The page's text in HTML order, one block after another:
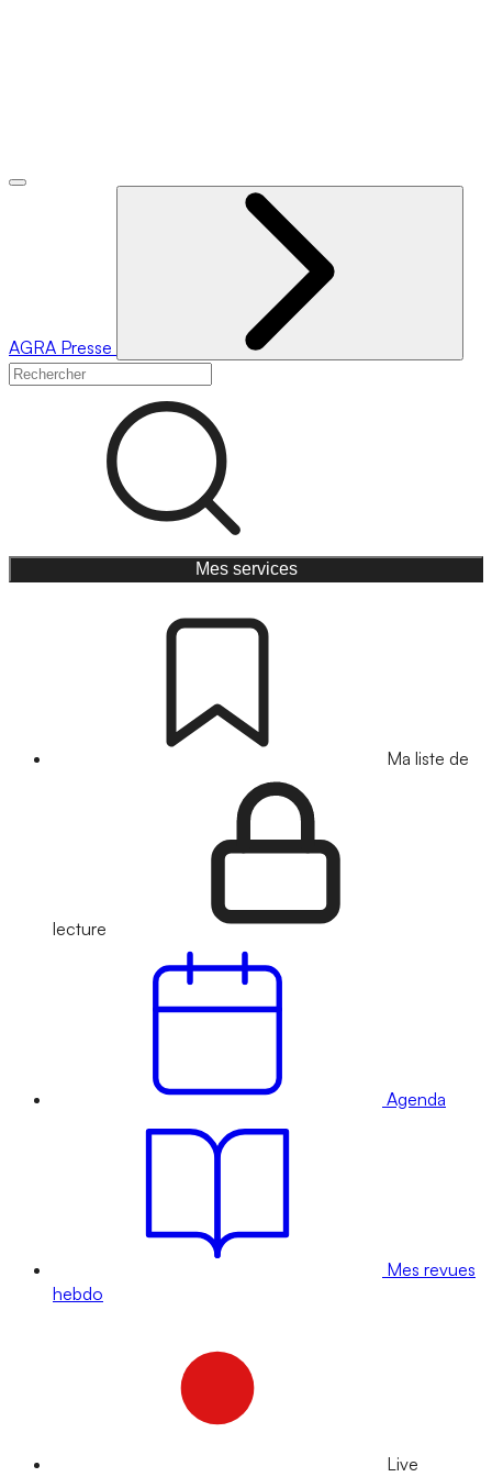
AGRA Presse
Mes services
Ma liste de
lecture
Agenda
Mes revues
hebdo
Live